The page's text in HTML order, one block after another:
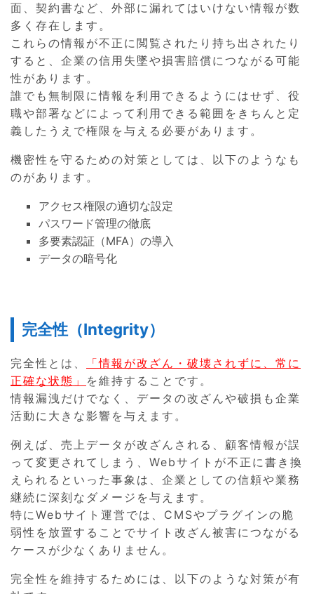
面、契約書など、外部に漏れてはいけない情報が数
多く存在します。
これらの情報が不正に閲覧されたり持ち出されたり
すると、企業の信用失墜や損害賠償につながる可能
性があります。
誰でも無制限に情報を利用できるようにはせず、役
職や部署などによって利用できる範囲をきちんと定
義したうえで権限を与える必要があります。
機密性を守るための対策としては、以下のようなも
のがあります。
アクセス権限の適切な設定
パスワード管理の徹底
多要素認証（MFA）の導入
データの暗号化
完全性（Integrity）
完全性とは、
「情報が改ざん・破壊されずに、常に
正確な状態」 を維持することです。
情報漏洩だけでなく、データの改ざんや破損も企業
活動に大きな影響を与えます。
例えば、売上データが改ざんされる、顧客情報が誤
って変更されてしまう、Webサイトが不正に書き換
えられるといった事象は、企業としての信頼や業務
継続に深刻なダメージを与えます。
特にWebサイト運営では、CMSやプラグインの脆
弱性を放置することでサイト改ざん被害につながる
ケースが少なくありません。
完全性を維持するためには、以下のような対策が有